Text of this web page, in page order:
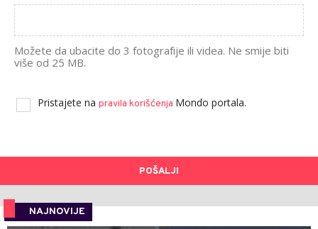
Možete da ubacite do 3 fotografije ili videa. Ne smije biti
više od 25 MB.
Pristajete na pravila korišćenja Mondo portala.
POŠALJI
NAJNOVIJE